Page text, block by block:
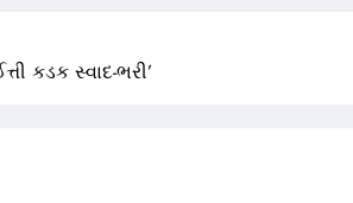
કડક સ્વાદ-ભરી’